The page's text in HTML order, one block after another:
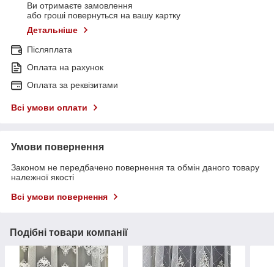
Ви отримаєте замовлення
або гроші повернуться на вашу картку
Детальніше
Післяплата
Оплата на рахунок
Оплата за реквізитами
Всі умови оплати
Умови повернення
Законом не передбачено повернення та обмін даного товару
належної якості
Всі умови повернення
Подібні товари компанії